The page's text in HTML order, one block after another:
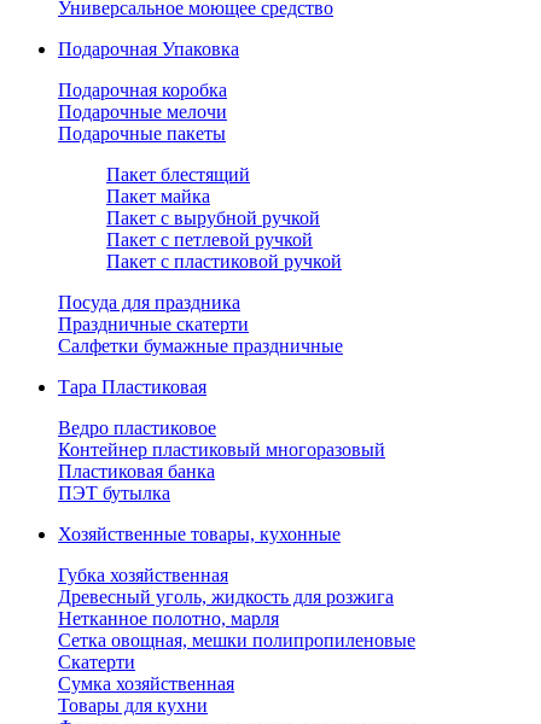
Универсальное моющее средство
Подарочная Упаковка
Подарочная коробка
Подарочные мелочи
Подарочные пакеты
Пакет блестящий
Пакет майка
Пакет с вырубной ручкой
Пакет с петлевой ручкой
Пакет с пластиковой ручкой
Посуда для праздника
Праздничные скатерти
Салфетки бумажные праздничные
Тара Пластиковая
Ведро пластиковое
Контейнер пластиковый многоразовый
Пластиковая банка
ПЭТ бутылка
Хозяйственные товары, кухонные
Губка хозяйственная
Древесный уголь, жидкость для розжига
Нетканное полотно, марля
Сетка овощная, мешки полипропиленовые
Скатерти
Сумка хозяйственная
Товары для кухни